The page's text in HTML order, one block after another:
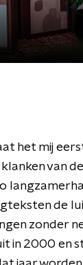
het mij
van
de
zonder
in 2000 en